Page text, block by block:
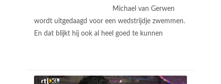
Michael van Gerwen
wordt uitgedaagd voor een wedstrijdje zwemmen.
En dat blijkt hij ook al heel goed te kunnen